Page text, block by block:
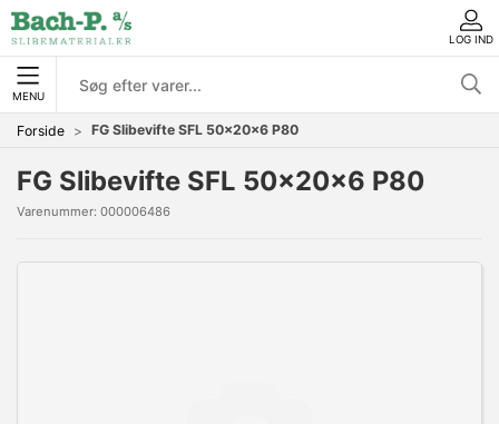
LOG IND
MENU
Forside FG Slibevifte SFL 50x20x6 P80
FG Slibevifte SFL 50x20x6 P80
Varenummer: 000006486